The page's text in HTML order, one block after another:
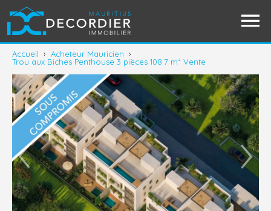
Accueil › Acheteur Mauricien ›
Trou aux Biches Penthouse 3 pièces 108.7 m² Vente